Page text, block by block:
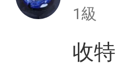
1級
收特